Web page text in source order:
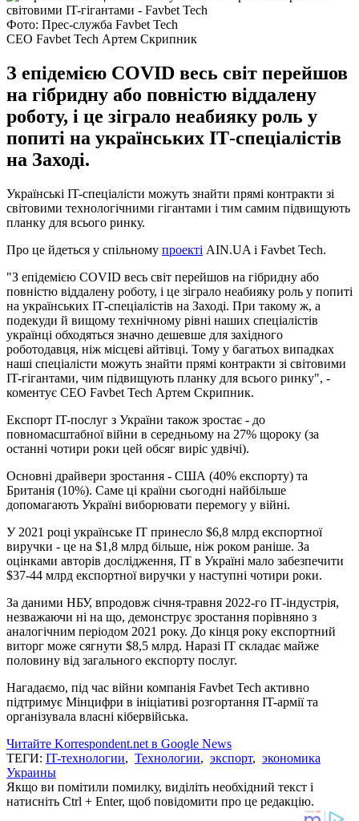
Фото: Прес-служба Favbet Tech
CEO Favbet Tech Артем Скрипник
З епідемією COVID весь світ перейшов
на гібридну або повністю віддалену
роботу, і це зіграло неабияку роль у
попиті на українських ІТ-спеціалістів
на Заході.
Українські IT-спеціалісти можуть знайти прямі контракти зі
світовими технологічними гігантами і тим самим підвищують
планку для всього ринку.
Про це йдеться у спільному проекті AIN.UA і Favbet Tech.
"З епідемією COVID весь світ перейшов на гібридну або
повністю віддалену роботу, і це зіграло неабияку роль у попиті
на українських ІТ-спеціалістів на Заході. При такому ж, а
подекуди й вищому технічному рівні наших спеціалістів
українці обходяться значно дешевше для західного
роботодавця, ніж місцеві айтівці. Тому у багатьох випадках
наші спеціалісти можуть знайти прямі контракти зі світовими
IT-гігантами, чим підвищують планку для всього ринку", -
коментує CEO Favbet Tech Артем Скрипник.
Експорт IT-послуг з України також зростає - до
повномасштабної війни в середньому на 27% щороку (за
останні чотири роки цей обсяг виріс удвічі).
Основні драйвери зростання - США (40% експорту) та
Британія (10%). Саме ці країни сьогодні найбільше
допомагають Україні виборювати перемогу у війні.
У 2021 році українське ІТ принесло $6,8 млрд експортної
виручки - це на $1,8 млрд більше, ніж роком раніше. За
оцінками авторів дослідження, IT в Україні мало забезпечити
$37-44 млрд експортної виручки у наступні чотири роки.
За даними НБУ, впродовж січня-травня 2022-го ІТ-індустрія,
незважаючи ні на що, демонструє зростання порівняно з
аналогічним періодом 2021 року. До кінця року експортний
виторг може сягнути $8,5 млрд. Наразі ІТ складає майже
половину від загального експорту послуг.
Нагадаємо, під час війни компанія Favbet Tech активно
підтримує Мінцифри в ініціативі розгортання IT-армії та
організувала власні кібервійська.
Читайте Korrespondent.net в Google News
ТЕГИ: IT-технологии, Технологии, экспорт, экономика
Украины
Якщо ви помітили помилку, виділіть необхідний текст і
натисніть Ctrl + Enter, щоб повідомити про це редакцію.